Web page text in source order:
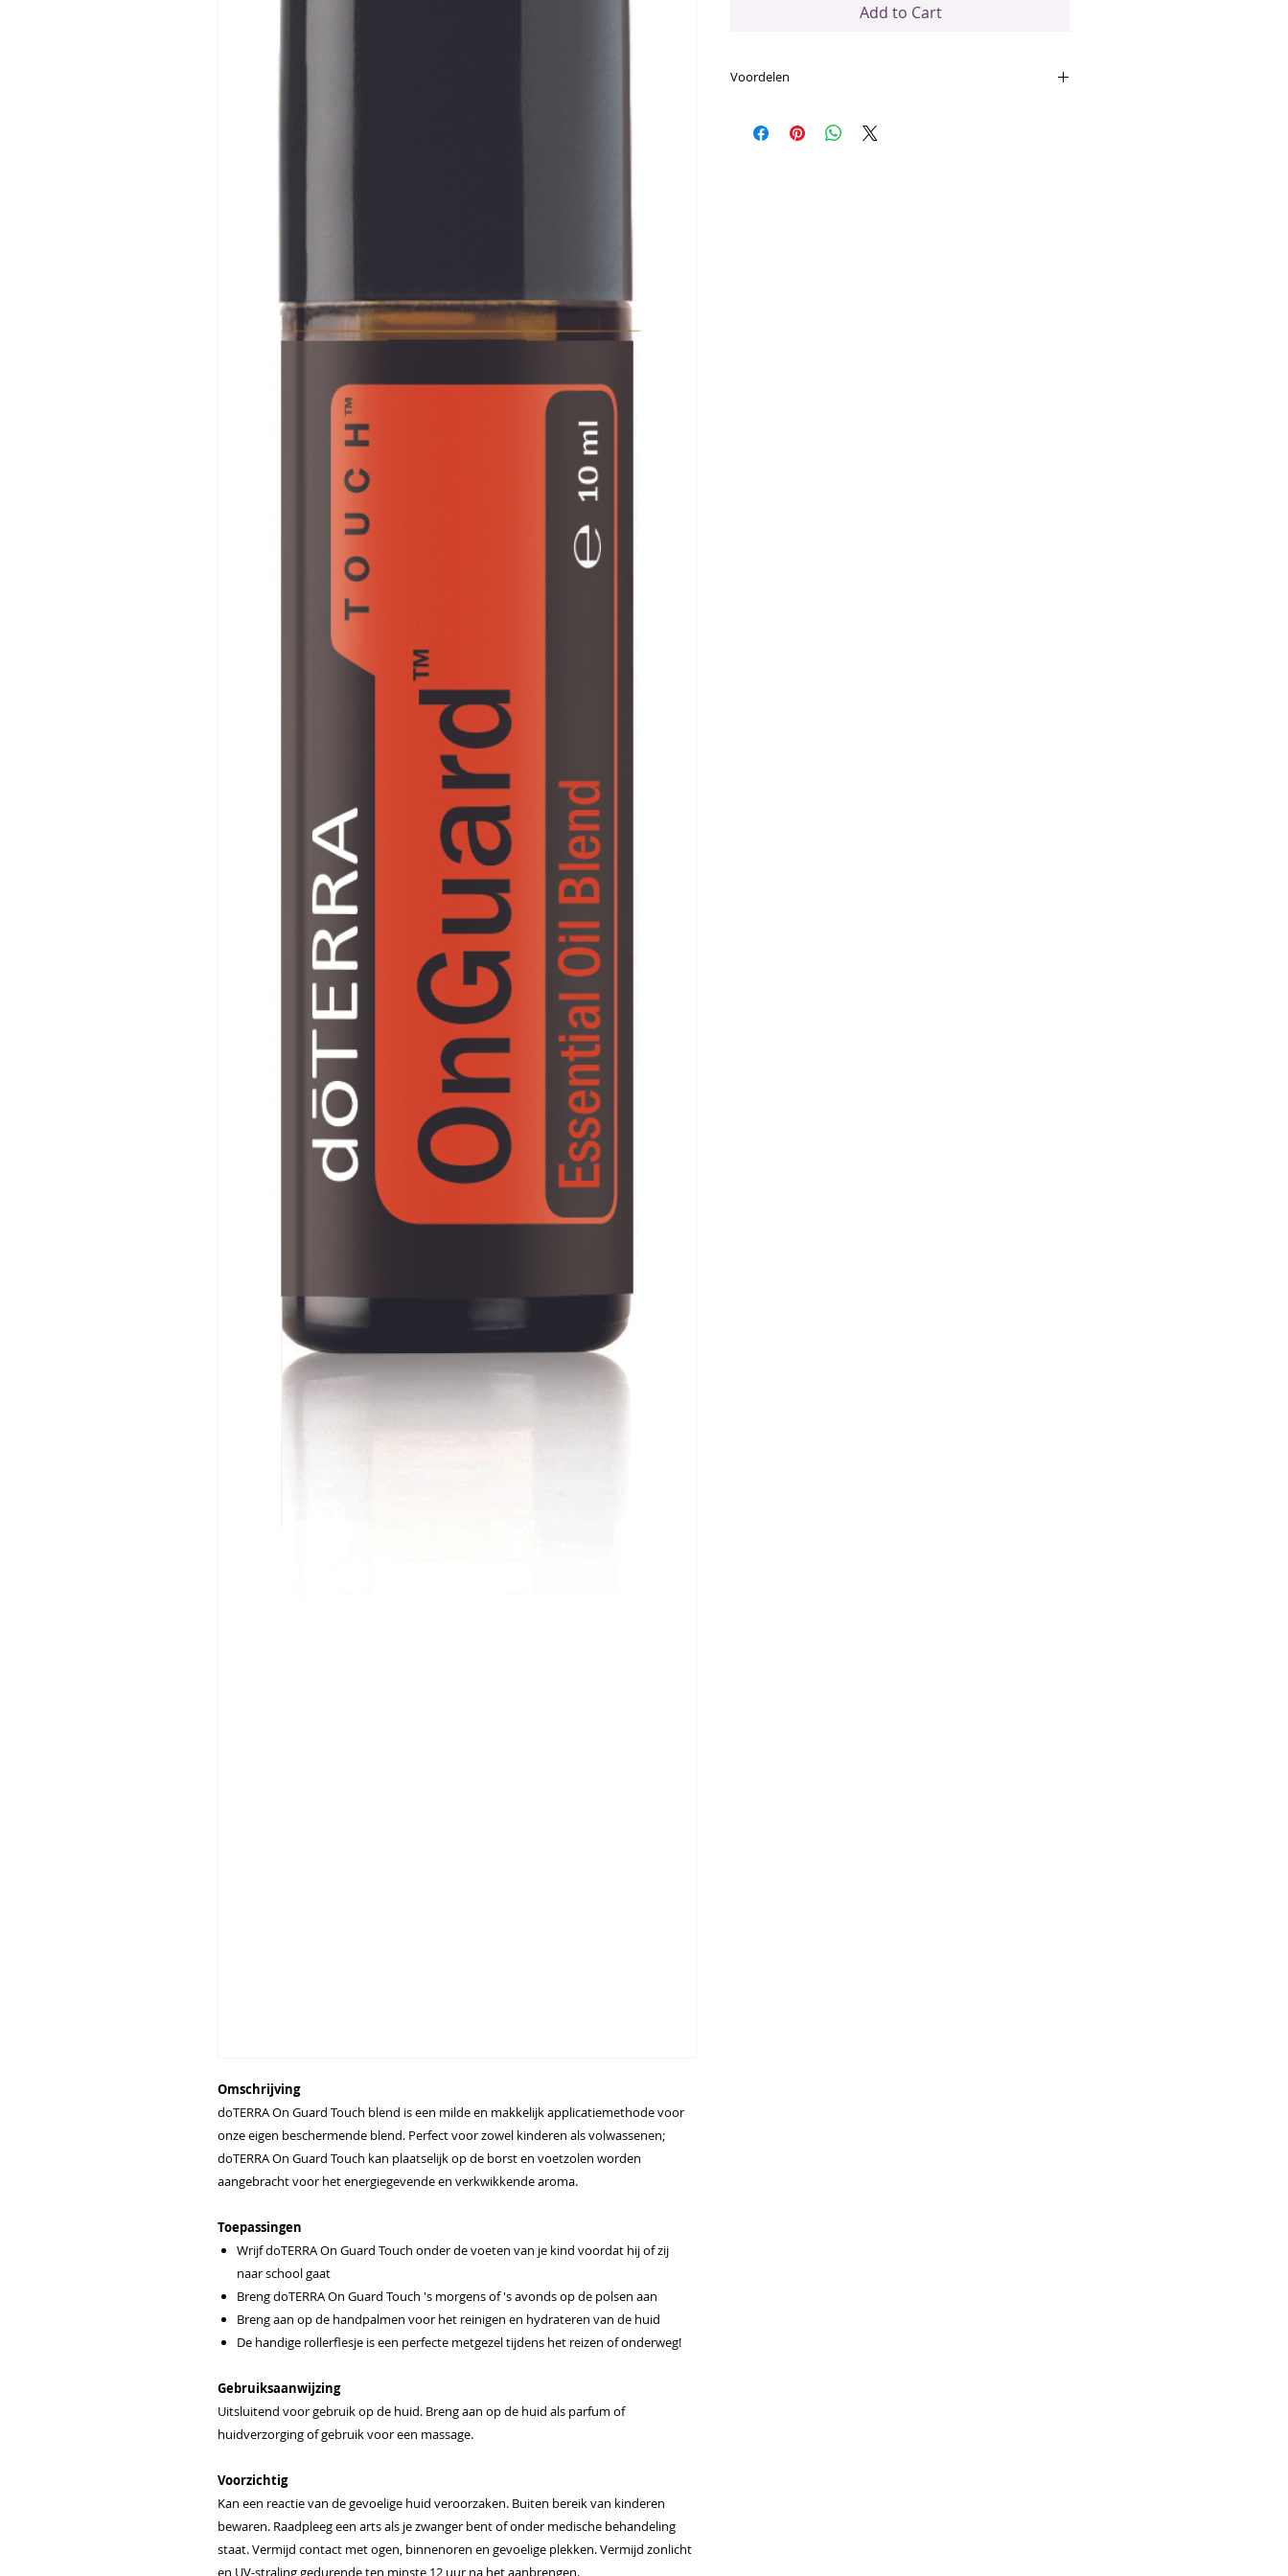
Omschrijving
doTERRA On Guard Touch blend is een milde en makkelijk applicatiemethode voor
onze eigen beschermende blend. Perfect voor zowel kinderen als volwassenen;
doTERRA On Guard Touch kan plaatselijk op de borst en voetzolen worden
aangebracht voor het energiegevende en verkwikkende aroma.
Toepassingen
Wrijf doTERRA On Guard Touch onder de voeten van je kind voordat hij of zij
naar school gaat
Breng doTERRA On Guard Touch 's morgens of 's avonds op de polsen aan
Breng aan op de handpalmen voor het reinigen en hydrateren van de huid
De handige rollerflesje is een perfecte metgezel tijdens het reizen of onderweg!
Gebruiksaanwijzing
Uitsluitend voor gebruik op de huid. Breng aan op de huid als parfum of
huidverzorging of gebruik voor een massage.
Voorzichtig
Kan een reactie van de gevoelige huid veroorzaken. Buiten bereik van kinderen
bewaren. Raadpleeg een arts als je zwanger bent of onder medische behandeling
staat. Vermijd contact met ogen, binnenoren en gevoelige plekken. Vermijd zonlicht
en UV-straling gedurende ten minste 12 uur na het aanbrengen.
Add to Cart
Voordelen
Heeft een energieke en verkwikkende geur